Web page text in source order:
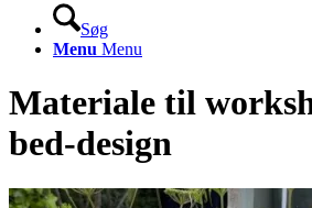
Søg
Menu Menu
Materiale til
bed-design